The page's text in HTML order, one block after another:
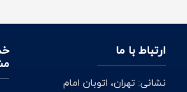
اصالت و سلامت محصول در اختیار
به این ترتیب از مهم‌ترین مزایای
ارتباط با ما
نشانی: تهران، اتوبان امام